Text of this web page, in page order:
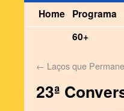
Home Programa
60+
← Laços que
23ª